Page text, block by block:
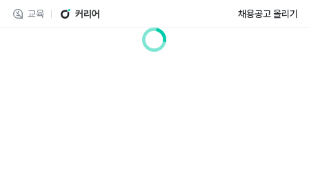
교육 커리어 채용공고 올리기